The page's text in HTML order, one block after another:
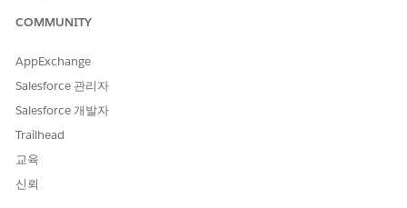
COMMUNITY
AppExchange
Salesforce 관리자
Salesforce 개발자
Trailhead
교육
신뢰